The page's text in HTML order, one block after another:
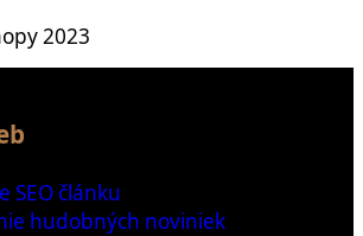
SEO článku
hudobných noviniek